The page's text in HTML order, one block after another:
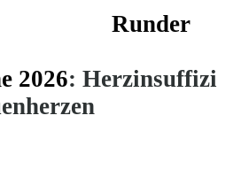
Runder
2026:Herzinsuffizi